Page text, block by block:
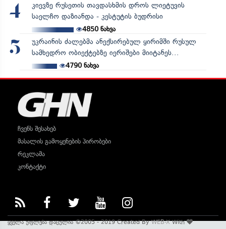
4
კიევზე რუსეთის თავდასხმის დროს ლიეტუვის
საელჩო დაზიანდა - კესტუტის ბუდრისი
4850ნახვა
5
უკრაინის ძალებმა ანექსირებულ ყირიმში რუსულ
სამხედრო ობიექტებზე იერიშები მიიტანეს...
4790ნახვა
ჩვენს შესახებ
მასალის გამოყენების პირობები
რეკლამა
კონტაქტი
ყველა უფლება დაცულია ©2005 - 2019 Created ByWEB-XWith